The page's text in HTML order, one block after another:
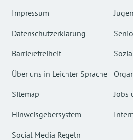
Impressum
Datenschutzerklärung
Barrierefreiheit
Über uns in Leichter Sprache
Sitemap
Hinweisgebersystem
Social Media Regeln
Jobs
Intern